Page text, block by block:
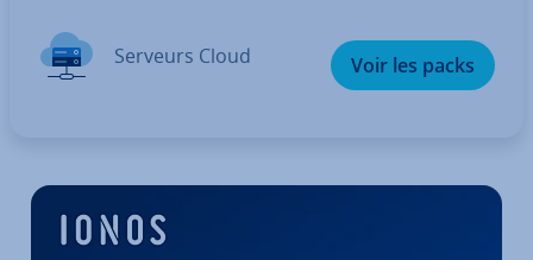
Serveurs Cloud Voir les packs